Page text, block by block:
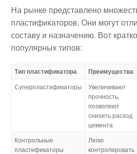
На рынке представлено
пластификаторов. Они могут
составу и назначению. Вот
популярных типов:
Тип пластификатора Преимущества
Суперпластификаторы
Увеличивают
прочность,
позволяют
снизить расход
цемента
Контрольные
пластификаторы
Легко
контролировать